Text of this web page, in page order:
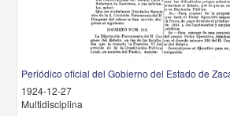
Periódico oficial del Gobierno del Estado de
1924-12-27
Multidisciplina